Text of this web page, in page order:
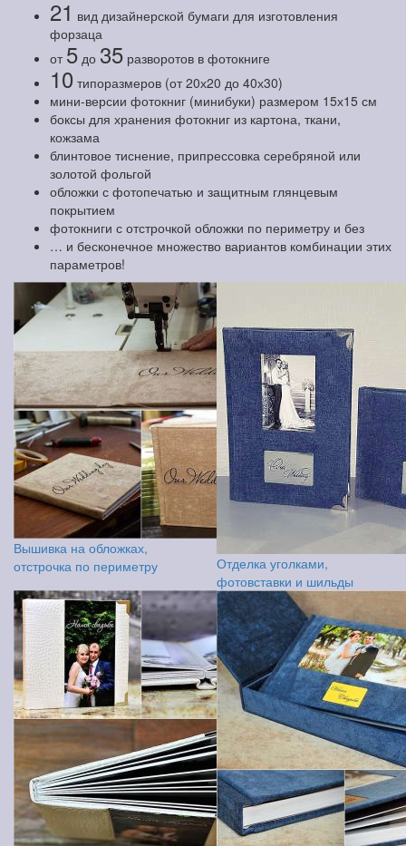
21 вид дизайнерской бумаги для изготовления
форзаца
от 5 до 35 разворотов в фотокниге
10 типоразмеров (от 20х20 до 40х30)
мини-версии фотокниг (минибуки) размером 15х15 см
боксы для хранения фотокниг из картона, ткани,
кожзама
блинтовое тиснение, припрессовка серебряной или
золотой фольгой
обложки с фотопечатью и защитным глянцевым
покрытием
фотокниги с отстрочкой обложки по периметру и без
… и бесконечное множество вариантов комбинации этих
параметров!
Вышивка на обложках,
отстрочка по периметру
Отделка уголками,
фотовставки и шильды